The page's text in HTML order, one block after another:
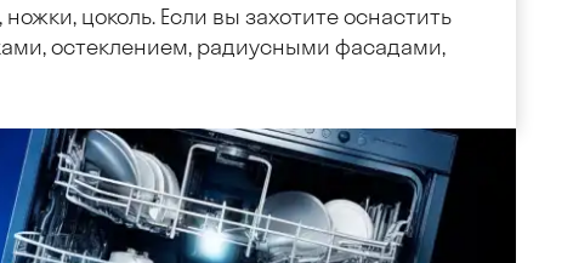
цоколь. Если вы захотите оснастить
остеклением, радиусными фасадами,